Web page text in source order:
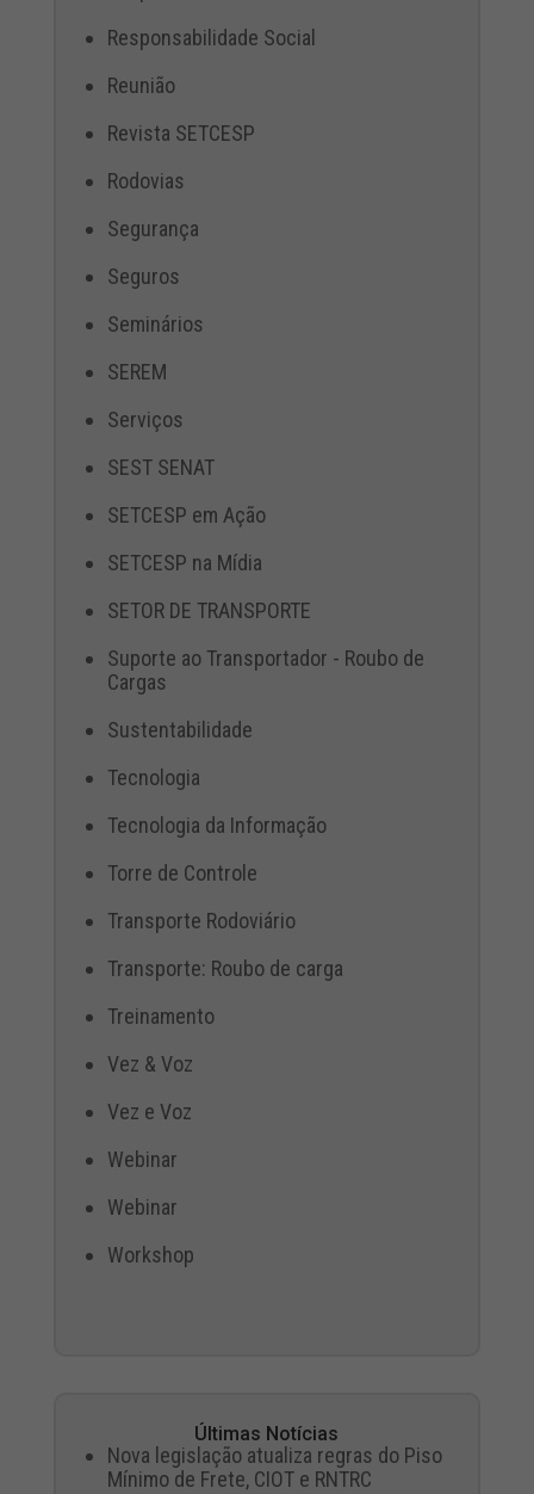
Responsabilidade Social
Reunião
Revista SETCESP
Rodovias
Segurança
Seguros
Seminários
SEREM
Serviços
SEST SENAT
SETCESP em Ação
SETCESP na Mídia
SETOR DE TRANSPORTE
Suporte ao Transportador - Roubo de
Cargas
Sustentabilidade
Tecnologia
Tecnologia da Informação
Torre de Controle
Transporte Rodoviário
Transporte: Roubo de carga
Treinamento
Vez & Voz
Vez e Voz
Webinar
Webinar
Workshop
Últimas Notícias
Nova legislação atualiza regras do Piso
Mínimo de Frete, CIOT e RNTRC